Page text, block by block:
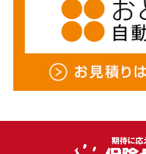
info@ho-select.com